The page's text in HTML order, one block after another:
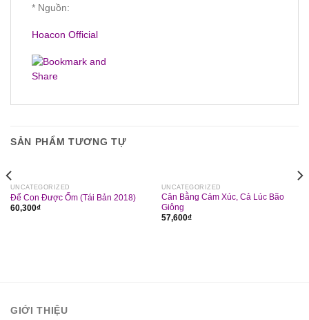
* Nguồn:
Hoacon Official
SẢN PHẨM TƯƠNG TỰ
UNCATEGORIZED
Để Con Được Ốm (Tái Bản 2018)
60,300₫
UNCATEGORIZED
Cân Bằng Cảm Xúc, Cả Lúc Bão
Giông
57,600₫
GIỚI THIỆU